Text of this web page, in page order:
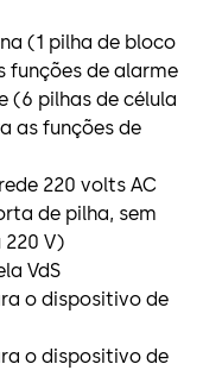
(1 pilha de bloco
funções de alarme
(6 pilhas de célula
as funções de
220 volts AC
de pilha, sem
220 V)
VdS
o dispositivo de
o dispositivo de